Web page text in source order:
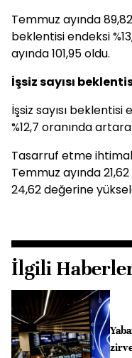
Temmuz ayında
beklentisi endeksi
ayında 101,95 oldu.
İşsiz sayısı
İşsiz sayısı
%12,7 oranında
Tasarruf etme
Temmuz ayında
24,62 değerine
İlgili